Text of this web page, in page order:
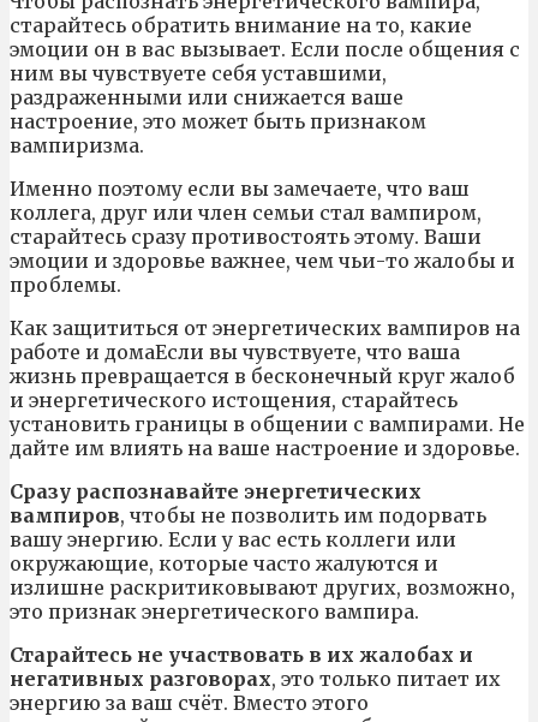
старайтесь обратить внимание на то, какие
эмоции он в вас вызывает. Если после общения с
ним вы чувствуете себя уставшими,
раздраженными или снижается ваше
настроение, это может быть признаком
вампиризма.
Именно поэтому если вы замечаете, что ваш
коллега, друг или член семьи стал вампиром,
старайтесь сразу противостоять этому. Ваши
эмоции и здоровье важнее, чем чьи-то жалобы и
проблемы.
Как защититься от энергетических вампиров на
работе и домаЕсли вы чувствуете, что ваша
жизнь превращается в бесконечный круг жалоб
и энергетического истощения, старайтесь
установить границы в общении с вампирами. Не
дайте им влиять на ваше настроение и здоровье.
Сразу распознавайте энергетических
вампиров, чтобы не позволить им подорвать
вашу энергию. Если у вас есть коллеги или
окружающие, которые часто жалуются и
излишне раскритиковывают других, возможно,
это признак энергетического вампира.
Старайтесь не участвовать в их жалобах и
негативных разговорах, это только питает их
энергию за ваш счёт. Вместо этого